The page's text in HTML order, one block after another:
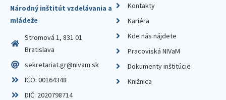
Národný inštitút vzdelávania a
mládeže
Stromová 1, 831 01
Bratislava
sekretariat.gr@nivam.sk
IČO: 00164348
DIČ: 2020798714
Kontakty
Kariéra
Kde nás nájdete
Pracoviská NIVaM
Dokumenty inštitúcie
Knižnica